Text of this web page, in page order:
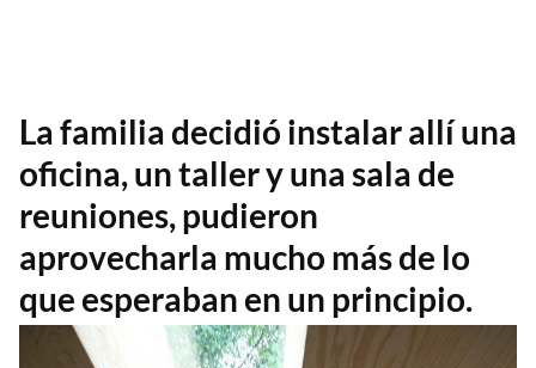
La familia decidió instalar allí una
oficina, un taller y una sala de
reuniones, pudieron
aprovecharla mucho más de lo
que esperaban en un principio.